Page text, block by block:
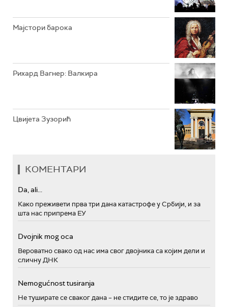
Мајстори барока
Рихард Вагнер: Валкира
Цвијета Зузорић
КОМЕНТАРИ
Da, ali...
Како преживети прва три дана катастрофе у Србији, и за
шта нас припрема ЕУ
Dvojnik mog oca
Вероватно свако од нас има свог двојника са којим дели и
сличну ДНК
Nemogućnost tusiranja
Не туширате се сваког дана – не стидите се, то је здраво